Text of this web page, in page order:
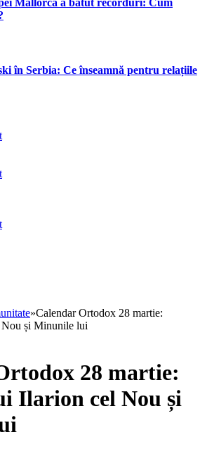
în Serbia: Ce înseamnă pentru relațiile
»Calendar Ortodox 28 martie:
și Minunile lui
28 martie:
Ilarion cel Nou și